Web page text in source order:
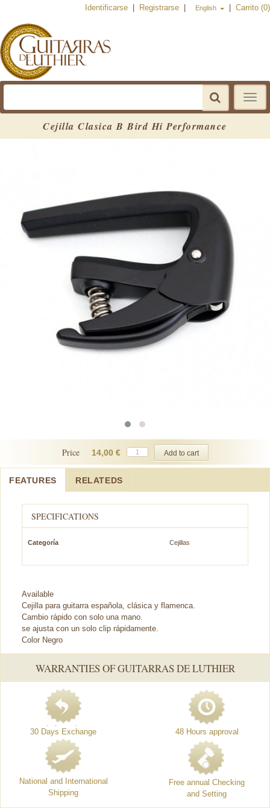
Identificarse Registrarse English Carrito (0)
Toggle
Cejilla Clasica B Bird Hi Performance
Price 14,00 €
FEATURES RELATEDS
SPECIFICATIONS
Categoría Cejillas
Available
Cejilla para guitarra española, clásica y flamenca.
Cambio rápido con solo una mano.
se ajusta con un solo clip rápidamente.
Color Negro
WARRANTIES OF GUITARRAS DE LUTHIER
30 Days Exchange 48 Hours approval
National and International
Shipping
Free annual Checking
and Setting